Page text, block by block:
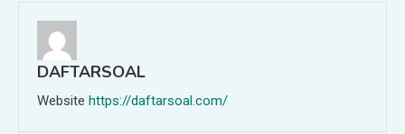
DAFTARSOAL
Website https://daftarsoal.com/